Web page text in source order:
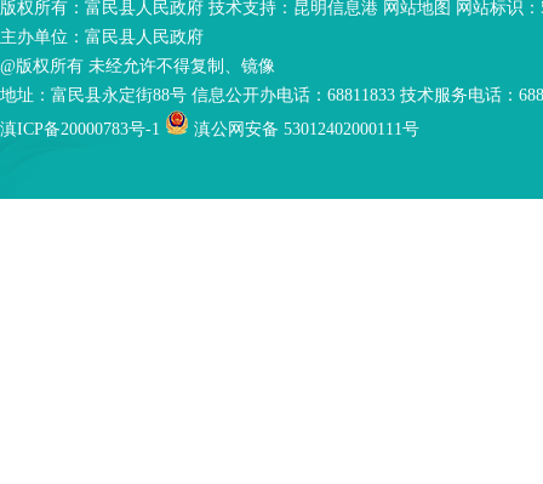
版权所有：富民县人民政府 技术支持： 昆明信息港 网站地图 网站标识：
主办单位：富民县人民政府
@版权所有 未经允许不得复制、镜像
地址：富民县永定街88号 信息公开办电话：68811833 技术服务电话：
滇ICP备20000783号-1
滇公网安备 53012402000111号